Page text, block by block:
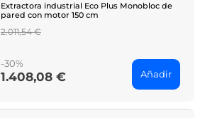
Extractora industrial Eco Plus Monobloc de
pared con motor 150 cm
Regular
2.011,54 €
-30%
Price
1.408,08 € Añadir